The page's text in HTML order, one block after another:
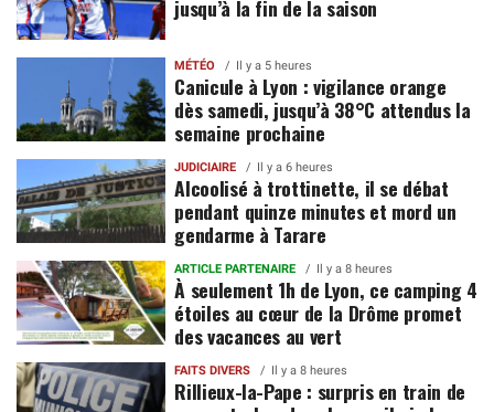
jusqu’à la fin de la saison
MÉTÉO Il y a 5 heures
Canicule à Lyon : vigilance orange
dès samedi, jusqu’à 38°C attendus la
semaine prochaine
JUDICIAIRE Il y a 6 heures
Alcoolisé à trottinette, il se débat
pendant quinze minutes et mord un
gendarme à Tarare
ARTICLE PARTENAIRE Il y a 8 heures
À seulement 1h de Lyon, ce camping 4
étoiles au cœur de la Drôme promet
des vacances au vert
FAITS DIVERS Il y a 8 heures
Rillieux-la-Pape : surpris en train de